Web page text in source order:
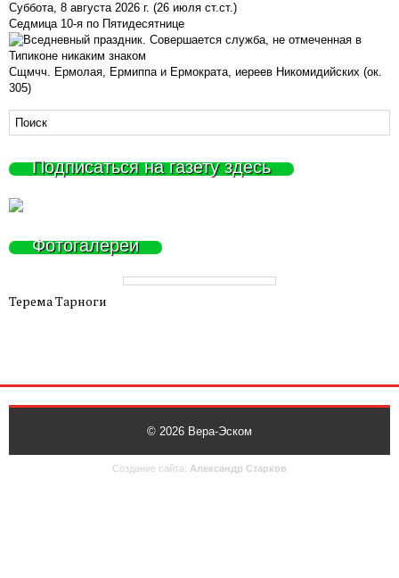
Суббота, 8 августа 2026 г. (26 июля ст.ст.)
Седмица 10-я по Пятидесятнице
Сщмчч. Ермолая, Ермиппа и Ермократа, иереев Никомидийских (ок.
305)
Подписаться на газету здесь
Фотогалереи
Терема Тарноги
© 2026 Вера-Эском
Создание сайта: Александр Старков